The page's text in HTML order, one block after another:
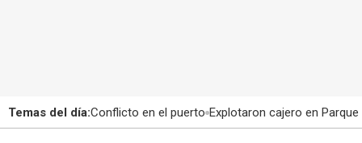
Temas del día:Conflicto en el puerto Explotaron cajero en